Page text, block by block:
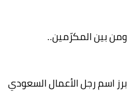
ومن بين المكرّمين..
برز اسم رجل الأعمال السعودي